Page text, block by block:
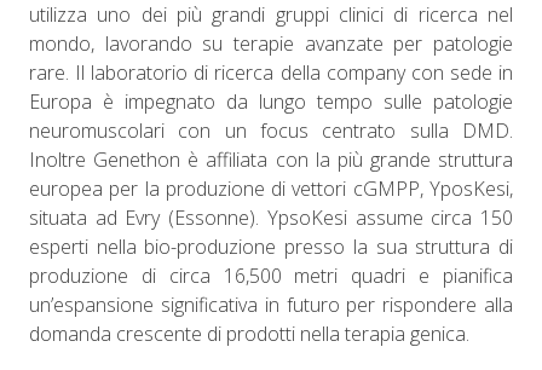
utilizza uno dei più grandi gruppi clinici di ricerca nel
mondo, lavorando su terapie avanzate per patologie
rare. Il laboratorio di ricerca della company con sede in
Europa è impegnato da lungo tempo sulle patologie
neuromuscolari con un focus centrato sulla DMD.
Inoltre Genethon è affiliata con la più grande struttura
europea per la produzione di vettori cGMPP, YposKesi,
situata ad Evry (Essonne). YpsoKesi assume circa 150
esperti nella bio-produzione presso la sua struttura di
produzione di circa 16,500 metri quadri e pianifica
un’espansione significativa in futuro per rispondere alla
domanda crescente di prodotti nella terapia genica.